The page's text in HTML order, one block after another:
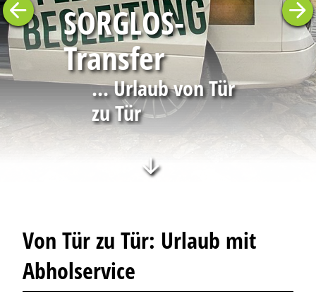
SORGLOS-
Transfer
... Urlaub von Tür
zu Tür
Von Tür zu Tür: Urlaub mit
Abholservice